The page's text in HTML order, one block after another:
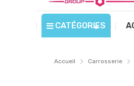
CATÉGORIES
Accueil Carrosserie